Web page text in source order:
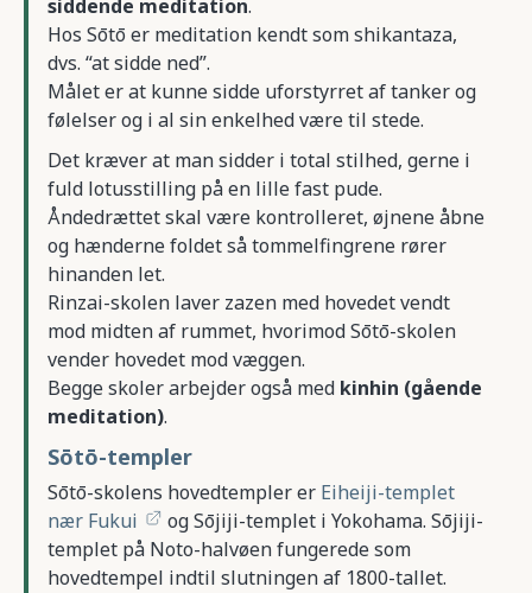
siddende meditation.
Hos Sōtō er meditation kendt som shikantaza,
dvs. “at sidde ned”.
Målet er at kunne sidde uforstyrret af tanker og
følelser og i al sin enkelhed være til stede.
Det kræver at man sidder i total stilhed, gerne i
fuld lotusstilling på en lille fast pude.
Åndedrættet skal være kontrolleret, øjnene åbne
og hænderne foldet så tommelfingrene rører
hinanden let.
Rinzai-skolen laver zazen med hovedet vendt
mod midten af rummet, hvorimod Sōtō-skolen
vender hovedet mod væggen.
Begge skoler arbejder også med kinhin (gående
meditation).
Sōtō-templer
Sōtō-skolens hovedtempler er Eiheiji-templet
nær Fukui
og Sōjiji-templet i Yokohama. Sōjiji-
templet på Noto-halvøen fungerede som
hovedtempel indtil slutningen af 1800-tallet.